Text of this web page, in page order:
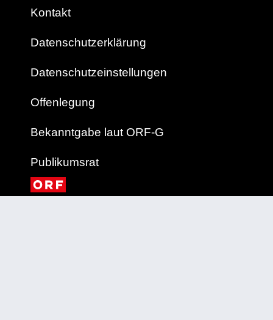
Kontakt
Datenschutzerklärung
Datenschutzeinstellungen
Offenlegung
Bekanntgabe laut ORF-G
Publikumsrat